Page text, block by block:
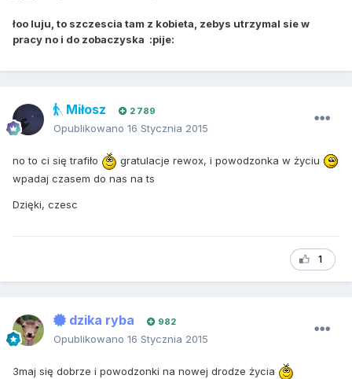
łoo luju, to szczescia tam z kobieta, zebys utrzymal sie w
pracy no i do zobaczyska :pije:
Miłosz 2 789
Opublikowano 16 Stycznia 2015
no to ci się trafiło
gratulacje rewox, i powodzonka w życiu
wpadaj czasem do nas na ts
Dzięki, czesc
1
dzika ryba 982
Opublikowano 16 Stycznia 2015
3maj się dobrze i powodzonki na nowej drodze życia